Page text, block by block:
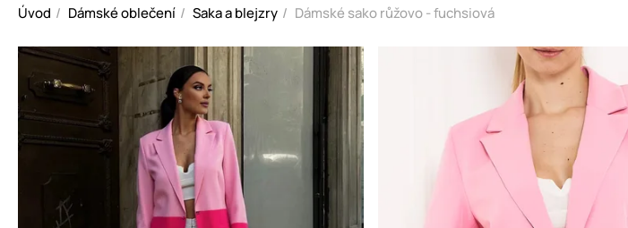
Úvod Dámské oblečení Saka a blejzry Dámské sako růžovo - fuchsiová